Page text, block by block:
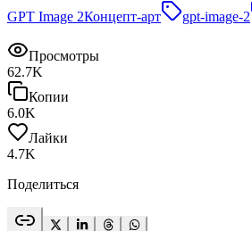
GPT Image 2Концепт-арт gpt-image-2
Просмотры
62.7K
Копии
6.0K
Лайки
4.7K
Поделиться